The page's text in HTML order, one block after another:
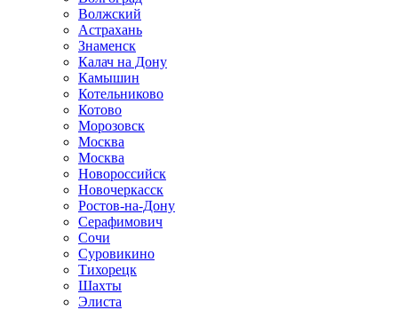
Волжский
Астрахань
Знаменск
Калач на Дону
Камышин
Котельниково
Котово
Морозовск
Москва
Москва
Новороссийск
Новочеркасск
Ростов-на-Дону
Серафимович
Сочи
Суровикино
Тихорецк
Шахты
Элиста